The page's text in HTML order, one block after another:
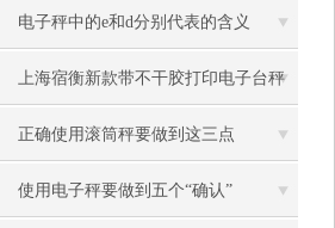
电子秤中的e和d分别代表的含义
上海宿衡新款带不干胶打印电子台秤
特色
正确使用滚筒秤要做到这三点
使用电子秤要做到五个“确认”